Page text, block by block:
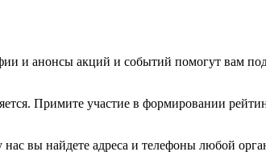
и анонсы акций и событий помогут вам
Примите участие в формировании
нас вы найдете адреса и телефоны любой